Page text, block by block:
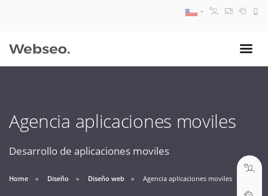
Agencia aplicaciones moviles
Desarrollo de aplicaciones moviles
Home Diseño Diseño web Agencia aplicaciones moviles
09:30 AM A 18:30 PM
soporte@webseo.cl